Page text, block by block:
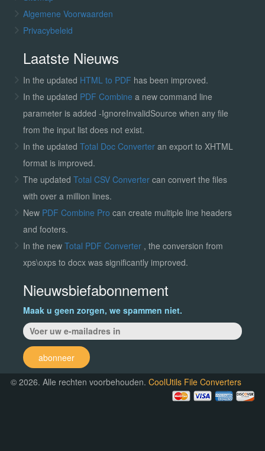
Algemene Voorwaarden
Privacybeleid
Laatste Nieuws
In the updated HTML to PDF has been improved.
In the updated PDF Combine a new command line
parameter is added -IgnoreInvalidSource when any file
from the input list does not exist.
In the updated Total Doc Converter an export to XHTML
format is improved.
The updated Total CSV Convertercan convert the files
with over a million lines.
New PDF Combine Pro can create multiple line headers
and footers.
In the new Total PDF Converter , the conversion from
xps\oxps to docx was significantly improved.
Nieuwsbiefabonnement
Maak u geen zorgen, we spammen niet.
abonneer
© 2026. Alle rechten voorbehouden.CoolUtils File Converters